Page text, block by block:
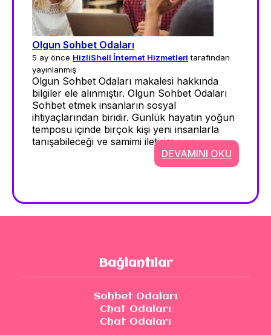
Olgun Sohbet Odaları
5 ay önce HizliShell İnternet Hizmetleri tarafından
yayınlanmış
Olgun Sohbet Odaları makalesi hakkında
bilgiler ele alınmıştır. Olgun Sohbet Odaları
Sohbet etmek insanların sosyal
ihtiyaçlarından biridir. Günlük hayatın yoğun
temposu içinde birçok kişi yeni insanlarla
tanışabileceği ve samimi iletişim >>>
DEVAMINI OKU
Bağlantılar
Sohbet Odaları
Chat Odaları
Chat Odaları